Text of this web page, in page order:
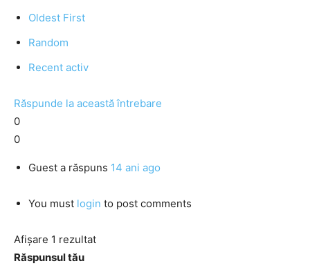
Oldest First
Random
Recent activ
Răspunde la această întrebare
0
0
Guest a răspuns 14 ani ago
You must login to post comments
Afișare 1 rezultat
Răspunsul tău